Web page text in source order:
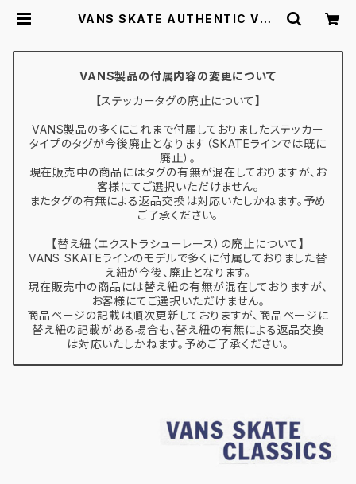
VANS SKATE AUTHENTIC VN0
通販 BACKDOOR
VANS製品の付属内容の変更について
【ステッカータグの廃止について】
VANS製品の多くにこれまで付属しておりましたステッカー
タイプのタグが今後廃止となります（SKATEラインでは既に
廃止）。
現在販売中の商品にはタグの有無が混在しておりますが、お
客様にてご選択いただけません。
またタグの有無による返品交換は対応いたしかねます。予め
ご了承ください。
【替え紐（エクストラシューレース）の廃止について】
VANS SKATEラインのモデルで多くに付属しておりました替
え紐が今後、廃止となります。
現在販売中の商品には替え紐の有無が混在しておりますが、
お客様にてご選択いただけません。
商品ページの記載は順次更新しておりますが、商品ページに
替え紐の記載がある場合も、替え紐の有無による返品交換
は対応いたしかねます。予めご了承ください。